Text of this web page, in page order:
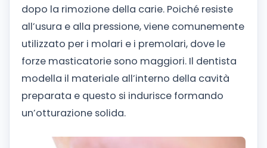
dopo la rimozione della carie. Poiché resiste
all’usura e alla pressione, viene comunemente
utilizzato per i molari e i premolari, dove le
forze masticatorie sono maggiori. Il dentista
modella il materiale all’interno della cavità
preparata e questo si indurisce formando
un’otturazione solida.